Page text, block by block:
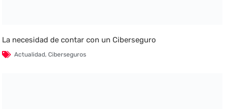
La necesidad de contar con un Ciberseguro
Actualidad,Ciberseguros